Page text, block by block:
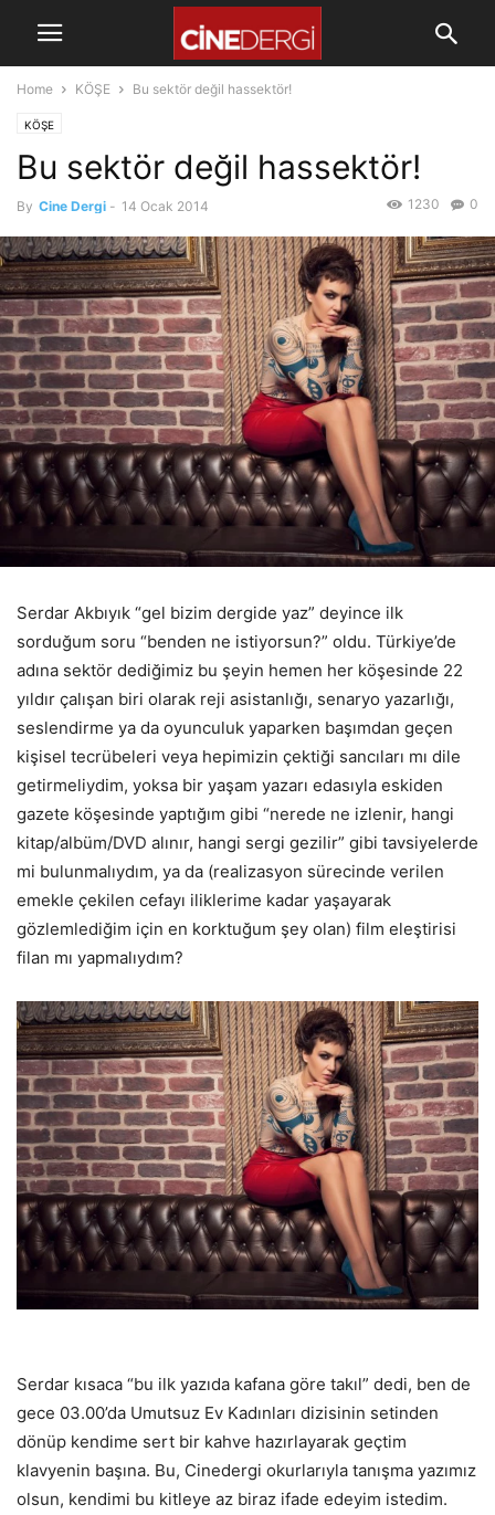
Home KÖŞE Bu sektör değil hassektör!
KÖŞE
Bu sektör değil hassektör!
By Cine Dergi - 14 Ocak 2014 0
1230
Serdar Akbıyık “gel bizim dergide yaz” deyince ilk
sorduğum soru “benden ne istiyorsun?” oldu. Türkiye’de
adına sektör dediğimiz bu şeyin hemen her köşesinde 22
yıldır çalışan biri olarak reji asistanlığı, senaryo yazarlığı,
seslendirme ya da oyunculuk yaparken başımdan geçen
kişisel tecrübeleri veya hepimizin çektiği sancıları mı dile
getirmeliydim, yoksa bir yaşam yazarı edasıyla eskiden
gazete köşesinde yaptığım gibi “nerede ne izlenir, hangi
kitap/albüm/DVD alınır, hangi sergi gezilir” gibi tavsiyelerde
mi bulunmalıydım, ya da (realizasyon sürecinde verilen
emekle çekilen cefayı iliklerime kadar yaşayarak
gözlemlediğim için en korktuğum şey olan) film eleştirisi
filan mı yapmalıydım?
Serdar kısaca “bu ilk yazıda kafana göre takıl” dedi, ben de
gece 03.00’da Umutsuz Ev Kadınları dizisinin setinden
dönüp kendime sert bir kahve hazırlayarak geçtim
klavyenin başına. Bu, Cinedergi okurlarıyla tanışma yazımız
olsun, kendimi bu kitleye az biraz ifade edeyim istedim.